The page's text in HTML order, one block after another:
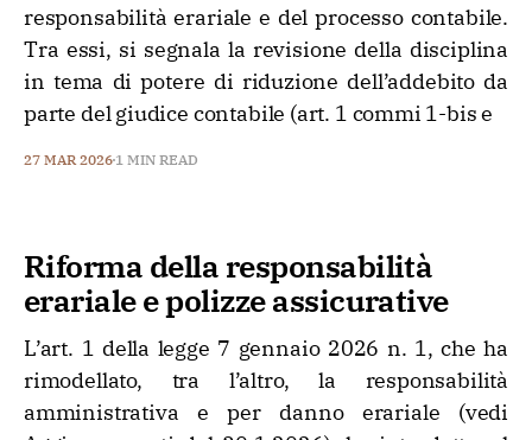
responsabilità erariale e del processo contabile.
Tra essi, si segnala la revisione della disciplina
in tema di potere di riduzione dell’addebito da
parte del giudice contabile (art. 1 commi 1-bis e
27 MAR 2026 1 MIN READ
Riforma della responsabilità
erariale e polizze assicurative
L’art. 1 della legge 7 gennaio 2026 n. 1, che ha
rimodellato, tra l’altro, la responsabilità
amministrativa e per danno erariale (vedi